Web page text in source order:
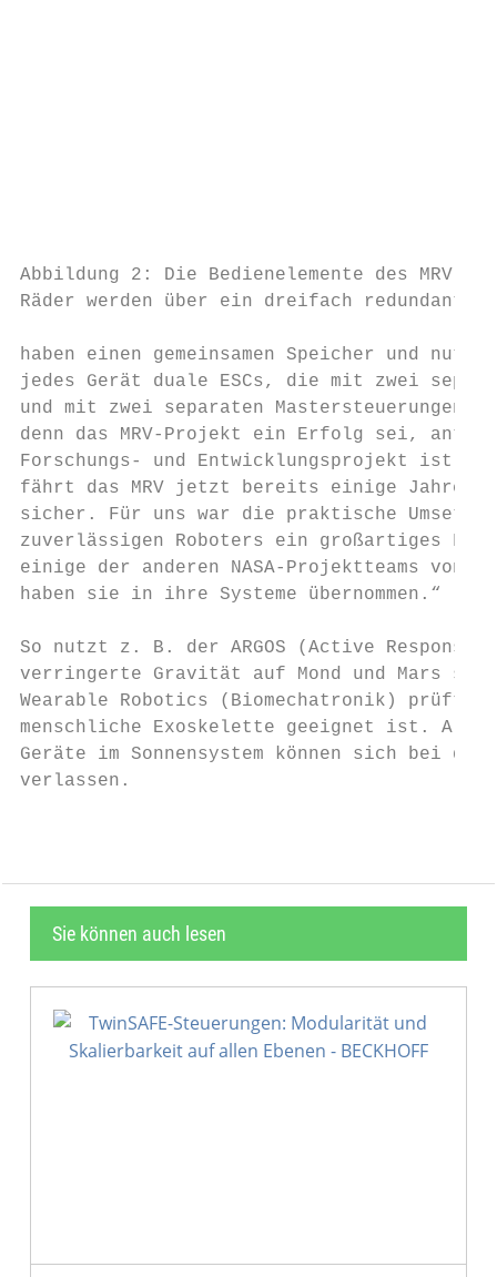
Abbildung 2: Die Bedienelemente des MRV
Räder werden über ein dreifach redundantes
haben einen gemeinsamen Speicher und
jedes Gerät duale ESCs, die mit zwei
und mit zwei separaten Mastersteuerungen
denn das MRV-Projekt ein Erfolg sei,
Forschungs- und Entwicklungsprojekt ist
fährt das MRV jetzt bereits einige Jahre
sicher. Für uns war die praktische
zuverlässigen Roboters ein großartiges
einige der anderen NASA-Projektteams von
haben sie in ihre Systeme übernommen.“
So nutzt z. B. der ARGOS (Active
verringerte Gravität auf Mond und Mars
Wearable Robotics (Biomechatronik) prüft,
menschliche Exoskelette geeignet
Geräte im Sonnensystem können sich
verlassen.
Sie können auch lesen